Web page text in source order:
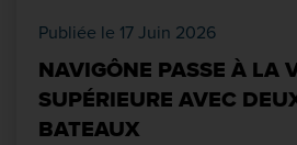
Publiée le 17 Juin 2026
NAVIGÔNE PASSE À LA
SUPÉRIEURE AVEC
BATEAUX